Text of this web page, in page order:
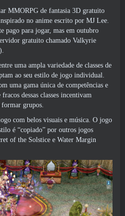
MMORPG de fantasia 3D gratuito
no anime escrito por MJ Lee.
pago para jogar, mas em outubro
gratuito chamado Valkyrie
uma ampla variedade de classes de
ao seu estilo de jogo individual.
uma gama única de competências e
dessas classes incentivam
formar grupos.
com belos visuais e música. O jogo
é “copiado” por outros jogos
of the Solstice e Water Margin